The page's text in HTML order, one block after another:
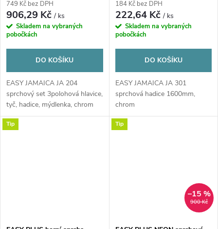
hadice, mýdlenka, chrom
749 Kč bez DPH
906,29 Kč/ ks
Skladem na vybraných
pobočkách
DO KOŠÍKU
EASY JAMAICA JA 204
sprchový set 3polohová hlavice,
tyč, hadice, mýdlenka, chrom
184 Kč bez DPH
222,64 Kč/ ks
Skladem na vybraných
pobočkách
DO KOŠÍKU
EASY JAMAICA JA 301
sprchová hadice 1600mm,
chrom
Tip Tip
900 Kč
–15 %